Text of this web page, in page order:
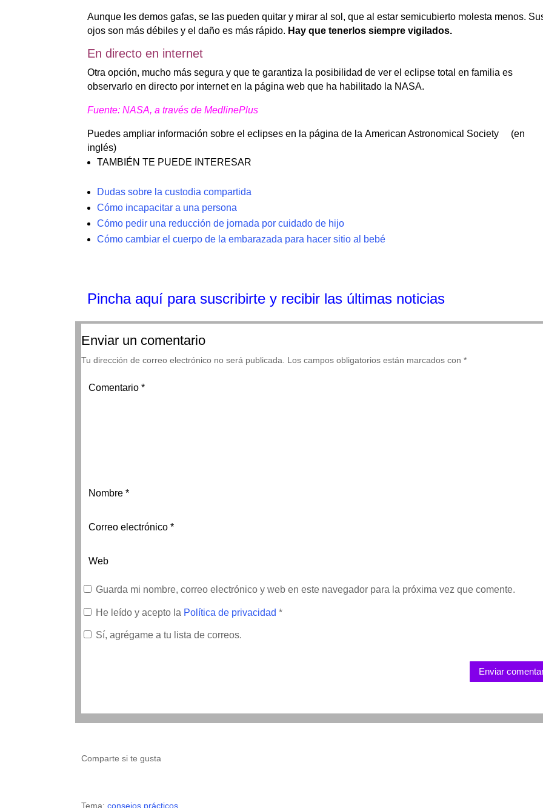
Aunque les demos gafas, se las pueden quitar y mirar al sol, que al estar semicubierto molesta menos.
ojos son más débiles y el daño es más rápido. Hay que tenerlos siempre vigilados.
En directo en internet
Otra opción, mucho más segura y que te garantiza la posibilidad de ver el eclipse total en familia es
observarlo en directo por internet en la página web que ha habilitado la NASA.
Fuente: NASA, a través de MedlinePlus
Puedes ampliar información sobre el eclipses en la página de la American Astronomical Society (en
inglés)
TAMBIÉN TE PUEDE INTERESAR
Dudas sobre la custodia compartida
Cómo incapacitar a una persona
Cómo pedir una reducción de jornada por cuidado de hijo
Cómo cambiar el cuerpo de la embarazada para hacer sitio al bebé
Pincha aquí para suscribirte y recibir las últimas noticias
Enviar un comentario
Tu dirección de correo electrónico no será publicada. Los campos obligatorios están marcados con*
Guarda mi nombre, correo electrónico y web en este navegador para la próxima vez que comente.
He leído y acepto la Política de privacidad*
Sí, agrégame a tu lista de correos.
Enviar
Comparte si te gusta
Tema:consejos prácticos